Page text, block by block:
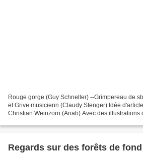
Rouge gorge (Guy Schneller) --Grimpereau de
et Grive musicienn (Claudy Stenger) Idée d'article et choix de poèmes de
Christian Weinzorn (Anab) Avec des illustrations
Regards sur des forêts de